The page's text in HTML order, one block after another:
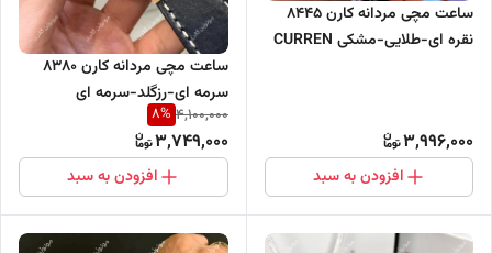
ساعت مچی مردانه کارن 8445
نقره ای-طلایی-مشکی CURREN
3,996,000
افزودن به سبد
ساعت مچی مردانه کارن 8380
سرمه ای-رزگلد-سرمه ای
CURREN سه موتور فعال
4,100,000
8%
3,749,000
افزودن به سبد